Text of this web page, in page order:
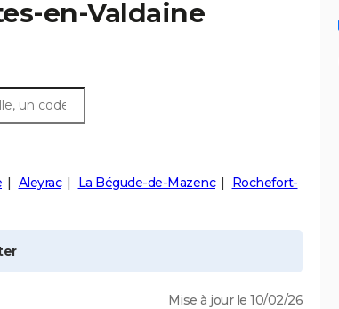
en-Valdaine
Aleyrac La Bégude-de-Mazenc
Rochefort-
Mise à jour le 10/02/26